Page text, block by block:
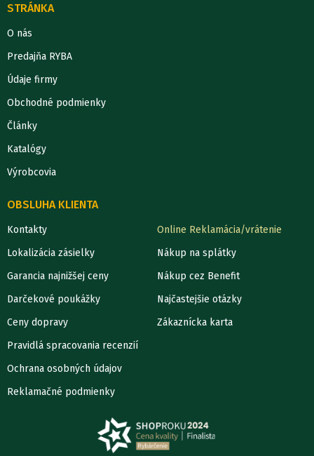
STRÁNKA
O nás
Predajňa RYBA
Údaje firmy
Obchodné podmienky
Články
Katalógy
Výrobcovia
OBSLUHA KLIENTA
Kontakty
Lokalizácia zásielky
Garancia najnižšej ceny
Darčekové poukážky
Ceny dopravy
Pravidlá spracovania recenzií
Ochrana osobných údajov
Reklamačné podmienky
Online Reklamácia/vrátenie
Nákup na splátky
Nákup cez Benefit
Najčastejšie otázky
Zákaznícka karta